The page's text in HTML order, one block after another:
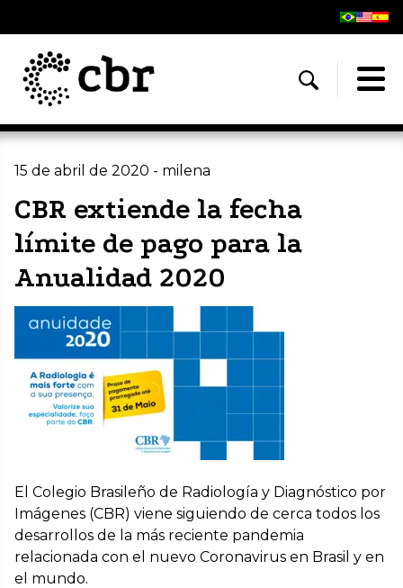
15 de abril de 2020 - milena
CBR extiende la fecha
límite de pago para la
Anualidad 2020
El Colegio Brasileño de Radiología y Diagnóstico por
Imágenes (CBR) viene siguiendo de cerca todos los
desarrollos de la más reciente pandemia
relacionada con el nuevo Coronavirus en Brasil y en
el mundo.